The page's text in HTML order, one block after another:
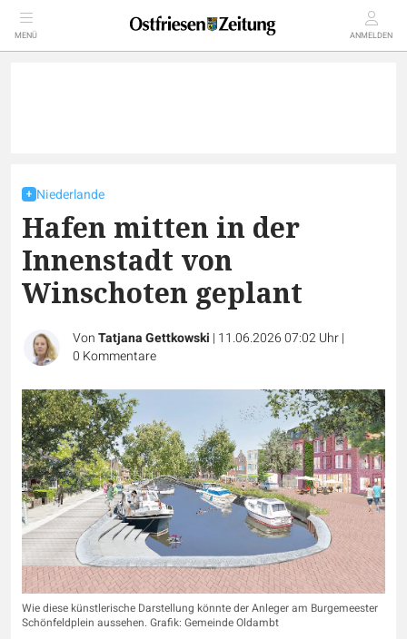
MENÜ ANMELDEN
Niederlande
Hafen mitten in der
Innenstadt von
Winschoten geplant
VonTatjana Gettkowski | 11.06.2026 07:02 Uhr|
0 Kommentare
Wie diese künstlerische Darstellung könnte der Anleger am Burgemeester
Schönfeldplein aussehen. Grafik: Gemeinde Oldambt